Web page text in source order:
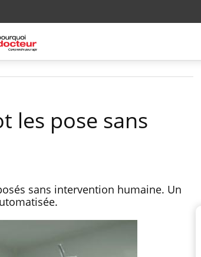
les pose sans
sans intervention humaine. Un